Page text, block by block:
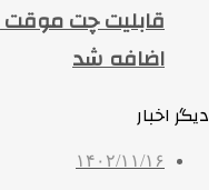
قابلیت چت
اضافه شد
دیگر اخبار
۱۴۰۲/۱۱/۱۶